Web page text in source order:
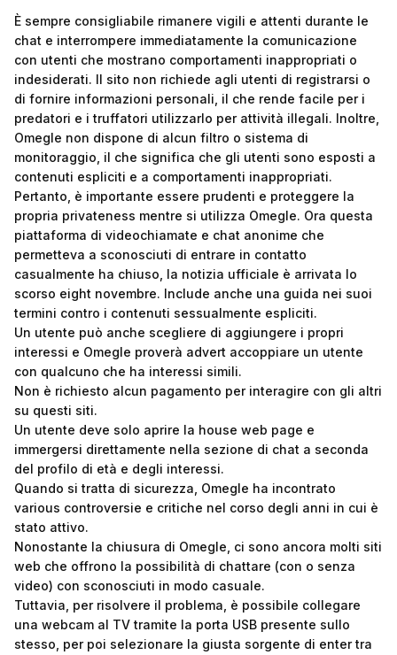
È sempre consigliabile rimanere vigili e attenti durante le
chat e interrompere immediatamente la comunicazione
con utenti che mostrano comportamenti inappropriati o
indesiderati. Il sito non richiede agli utenti di registrarsi o
di fornire informazioni personali, il che rende facile per i
predatori e i truffatori utilizzarlo per attività illegali. Inoltre,
Omegle non dispone di alcun filtro o sistema di
monitoraggio, il che significa che gli utenti sono esposti a
contenuti espliciti e a comportamenti inappropriati.
Pertanto, è importante essere prudenti e proteggere la
propria privateness mentre si utilizza Omegle. Ora questa
piattaforma di videochiamate e chat anonime che
permetteva a sconosciuti di entrare in contatto
casualmente ha chiuso, la notizia ufficiale è arrivata lo
scorso eight novembre. Include anche una guida nei suoi
termini contro i contenuti sessualmente espliciti.
Un utente può anche scegliere di aggiungere i propri
interessi e Omegle proverà advert accoppiare un utente
con qualcuno che ha interessi simili.
Non è richiesto alcun pagamento per interagire con gli altri
su questi siti.
Un utente deve solo aprire la house web page e
immergersi direttamente nella sezione di chat a seconda
del profilo di età e degli interessi.
Quando si tratta di sicurezza, Omegle ha incontrato
various controversie e critiche nel corso degli anni in cui è
stato attivo.
Nonostante la chiusura di Omegle, ci sono ancora molti siti
web che offrono la possibilità di chattare (con o senza
video) con sconosciuti in modo casuale.
Tuttavia, per risolvere il problema, è possibile collegare
una webcam al TV tramite la porta USB presente sullo
stesso, per poi selezionare la giusta sorgente di enter tra